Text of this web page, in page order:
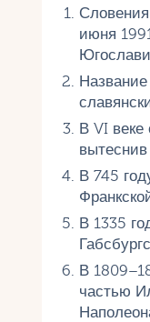
июня
В VI веке
В 745
В 1335
В
частью